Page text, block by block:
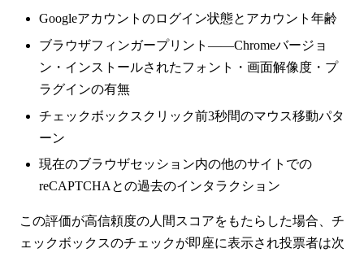
Googleアカウントのログイン状態とアカウント年齢
ブラウザフィンガープリント——Chromeバージョ
ン・インストールされたフォント・画面解像度・プ
ラグインの有無
チェックボックスクリック前3秒間のマウス移動パタ
ーン
現在のブラウザセッション内の他のサイトでの
reCAPTCHAとの過去のインタラクション
この評価が高信頼度の人間スコアをもたらした場合、チ
ェックボックスのチェックが即座に表示され投票者は次